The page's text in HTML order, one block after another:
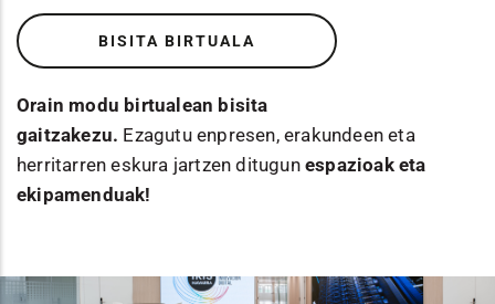
BISITA BIRTUALA
Orain modu birtualean bisita
gaitzakezu. Ezagutu enpresen, erakundeen eta
herritarren eskura jartzen ditugun espazioak eta
ekipamenduak!